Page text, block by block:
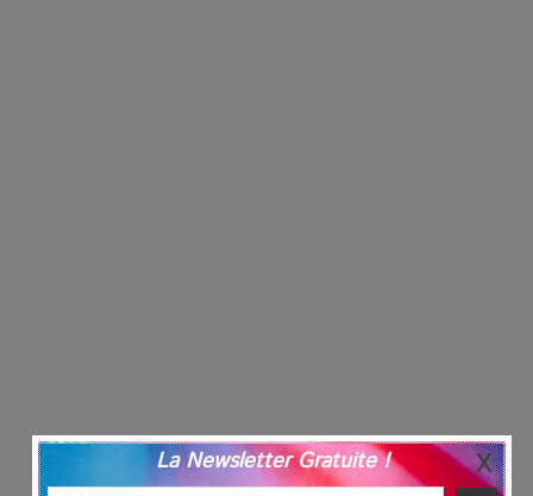
La Newsletter Gratuite !